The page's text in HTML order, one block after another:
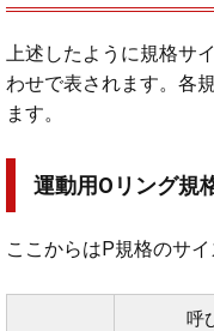
上述したように規格サ
わせで表されます。各
ます。
運動用Oリング規
ここからはP規格のサ
呼